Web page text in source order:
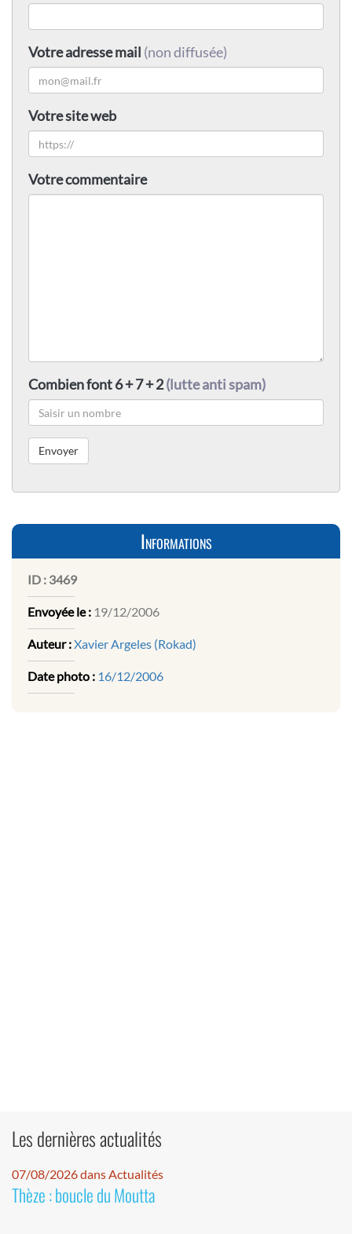
Votre adresse mail (non diffusée)
Votre site web
Votre commentaire
Combien font 6 + 7 + 2(lutte anti spam)
Informations
ID : 3469
Envoyée le : 19/12/2006
Auteur :Xavier Argeles (Rokad)
Date photo : 16/12/2006
Les dernières actualités
07/08/2026 dans Actualités
Thèze : boucle du Moutta